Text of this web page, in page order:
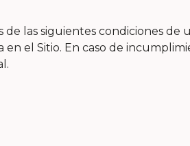
las siguientes condiciones de
el Sitio. En caso de